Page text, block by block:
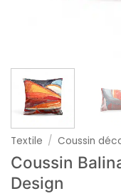
Textile / Coussin
Coussin
Design